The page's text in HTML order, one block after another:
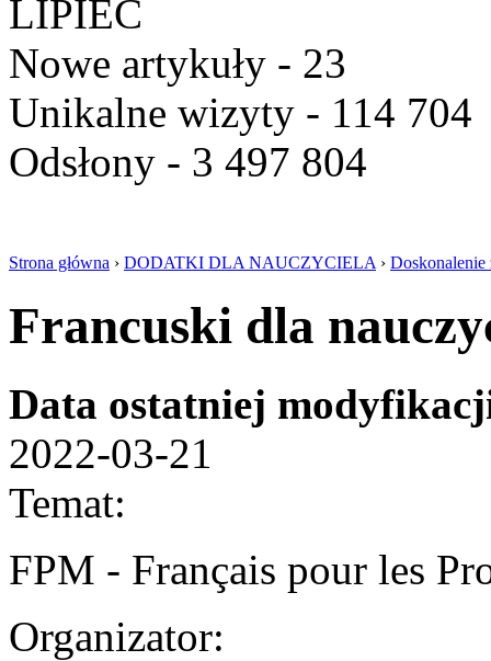
LIPIEC
Nowe artykuły - 23
Unikalne wizyty - 114 704
Odsłony - 3 497 804
Strona główna › DODATKI DLA NAUCZYCIELA › Doskonalenie
Francuski dla
Data ostatniej
2022-03-21
Temat:
FPM - Français pour les
Organizator: